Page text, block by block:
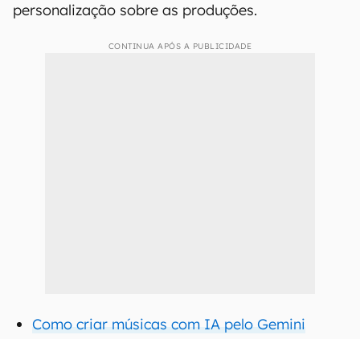
personalização sobre as produções.
CONTINUA APÓS A PUBLICIDADE
Como criar músicas com IA pelo Gemini